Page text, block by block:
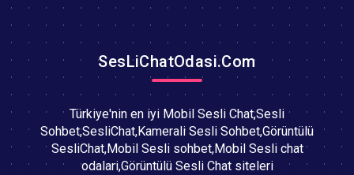
SesLiChatOdasi.Com
Türkiye'nin en iyi Mobil Sesli Chat,Sesli
Sohbet,SesliChat,Kamerali Sesli Sohbet,Görüntülü
SesliChat,Mobil Sesli sohbet,Mobil Sesli chat
odalari,Görüntülü Sesli Chat siteleri